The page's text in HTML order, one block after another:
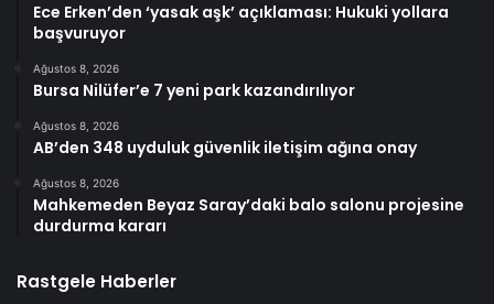
Ece Erken’den ‘yasak aşk’ açıklaması: Hukuki yollara
başvuruyor
Ağustos 8, 2026
Bursa Nilüfer’e 7 yeni park kazandırılıyor
Ağustos 8, 2026
AB’den 348 uyduluk güvenlik iletişim ağına onay
Ağustos 8, 2026
Mahkemeden Beyaz Saray’daki balo salonu projesine
durdurma kararı
Rastgele Haberler